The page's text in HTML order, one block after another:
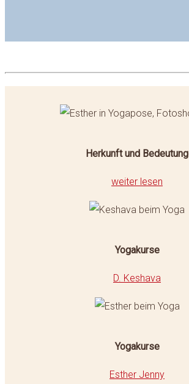
Herkunft und Bedeutung
weiter lesen
Yogakurse
D. Keshava
Yogakurse
Esther Jenny